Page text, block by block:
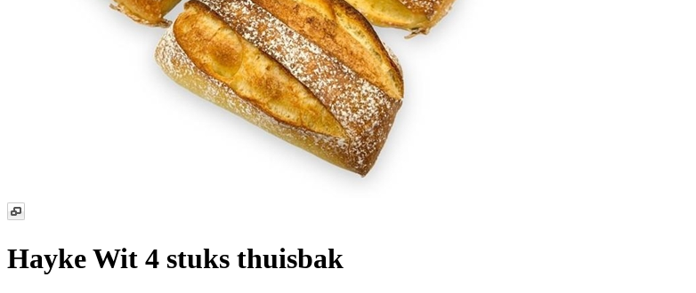
Hayke Wit 4 stuks thuisbak